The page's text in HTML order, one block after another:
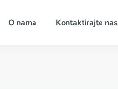
O nama Kontaktirajte nas